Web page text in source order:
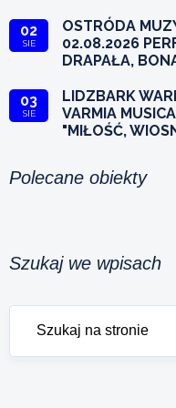
02
SIE
OSTRÓDA
02.08.2026
DRAPAŁA,
03
SIE
LIDZBARK
VARMIA
"MIŁOŚĆ,
Polecane obiekty
Szukaj we wpisach